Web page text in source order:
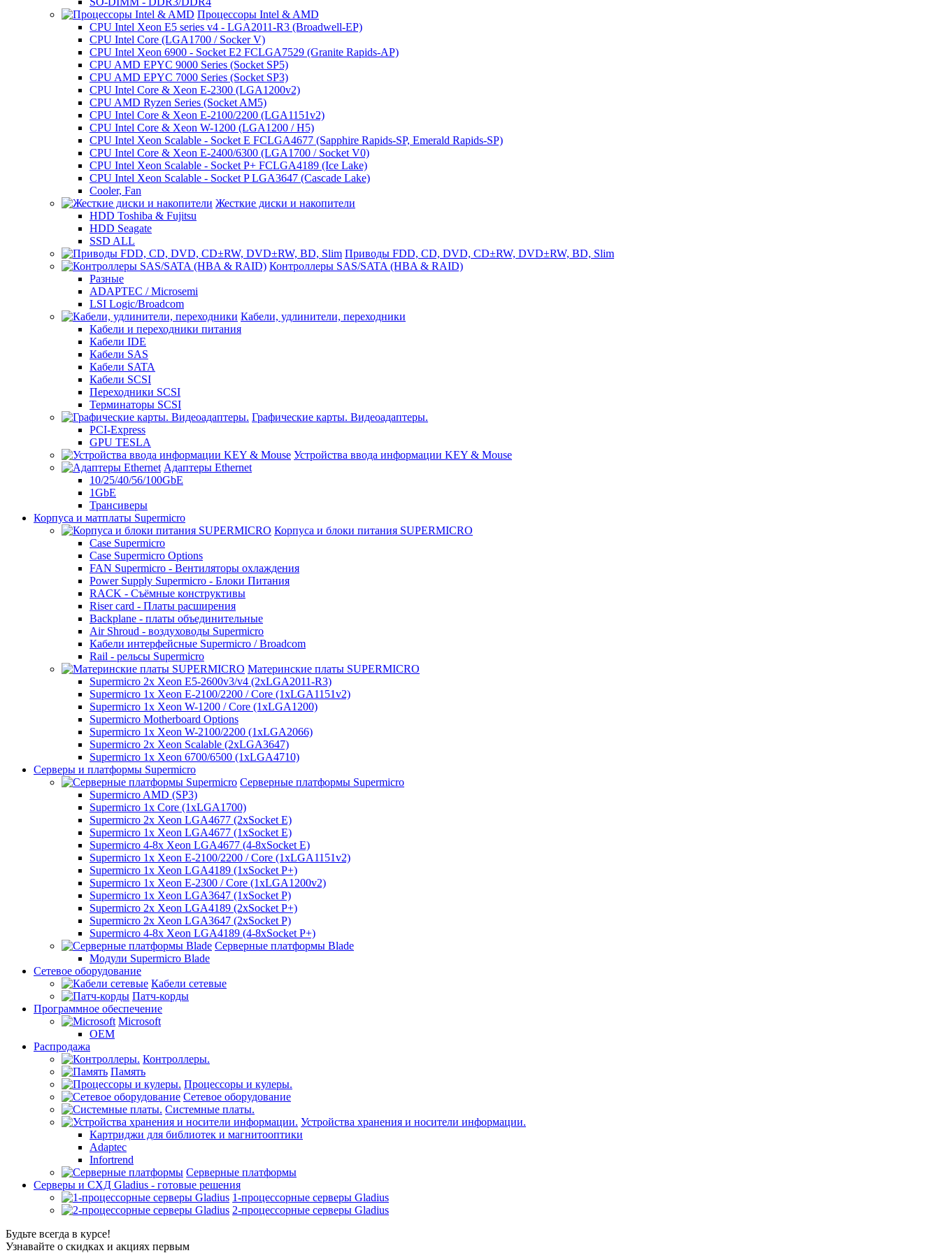
Процессоры Intel & AMD
CPU Intel Xeon E5 series v4 - LGA2011-R3 (Broadwell-EP)
CPU Intel Core (LGA1700 / Socker V)
CPU Intel Xeon 6900 - Socket E2 FCLGA7529 (Granite Rapids-AP)
CPU AMD EPYC 9000 Series (Socket SP5)
CPU AMD EPYC 7000 Series (Socket SP3)
CPU Intel Core & Xeon E-2300 (LGA1200v2)
CPU AMD Ryzen Series (Socket AM5)
CPU Intel Core & Xeon E-2100/2200 (LGA1151v2)
CPU Intel Core & Xeon W-1200 (LGA1200 / H5)
CPU Intel Xeon Scalable - Socket E FCLGA4677 (Sapphire Rapids-SP, Emerald Rapids-SP)
CPU Intel Core & Xeon E-2400/6300 (LGA1700 / Socket V0)
CPU Intel Xeon Scalable - Socket P+ FCLGA4189 (Ice Lake)
CPU Intel Xeon Scalable - Socket P LGA3647 (Cascade Lake)
Cooler, Fan
Жесткие диски и накопители
HDD Toshiba & Fujitsu
HDD Seagate
SSD ALL
Приводы FDD, CD, DVD, CD±RW, DVD±RW, BD, Slim
Контроллеры SAS/SATA (HBA & RAID)
Разные
ADAPTEC / Microsemi
LSI Logic/Broadcom
Кабели, удлинители, переходники
Кабели и переходники питания
Кабели IDE
Кабели SAS
Кабели SATA
Кабели SCSI
Переходники SCSI
Терминаторы SCSI
Графические карты. Видеоадаптеры.
PCI-Express
GPU TESLA
Устройства ввода информации KEY & Mouse
Адаптеры Ethernet
10/25/40/56/100GbE
1GbE
Трансиверы
Корпуса и матплаты Supermicro
Корпуса и блоки питания SUPERMICRO
Case Supermicro
Case Supermicro Options
FAN Supermicro - Вентиляторы охлаждения
Power Supply Supermicro - Блоки Питания
RACK - Съёмные конструктивы
Riser card - Платы расширения
Backplane - платы объединительные
Air Shroud - воздуховоды Supermicro
Кабели интерфейсные Supermicro / Broadcom
Rail - рельсы Supermicro
Материнские платы SUPERMICRO
Supermicro 2x Xeon E5-2600v3/v4 (2xLGA2011-R3)
Supermicro 1x Xeon E-2100/2200 / Core (1xLGA1151v2)
Supermicro 1x Xeon W-1200 / Core (1xLGA1200)
Supermicro Motherboard Options
Supermicro 1x Xeon W-2100/2200 (1xLGA2066)
Supermicro 2x Xeon Scalable (2xLGA3647)
Supermicro 1x Xeon 6700/6500 (1xLGA4710)
Серверы и платформы Supermicro
Серверные платформы Supermicro
Supermicro AMD (SP3)
Supermicro 1x Core (1xLGA1700)
Supermicro 2x Xeon LGA4677 (2xSocket E)
Supermicro 1x Xeon LGA4677 (1xSocket E)
Supermicro 4-8x Xeon LGA4677 (4-8xSocket E)
Supermicro 1x Xeon E-2100/2200 / Core (1xLGA1151v2)
Supermicro 1x Xeon LGA4189 (1xSocket P+)
Supermicro 1x Xeon E-2300 / Core (1xLGA1200v2)
Supermicro 1x Xeon LGA3647 (1xSocket P)
Supermicro 2x Xeon LGA4189 (2xSocket P+)
Supermicro 2x Xeon LGA3647 (2xSocket P)
Supermicro 4-8x Xeon LGA4189 (4-8xSocket P+)
Серверные платформы Blade
Модули Supermicro Blade
Сетевое оборудование
Кабели сетевые
Патч-корды
Программное обеспечение
Microsoft
OEM
Распродажа
Контроллеры.
Память
Процессоры и кулеры.
Сетевое оборудование
Системные платы.
Устройства хранения и носители информации.
Картриджи для библиотек и магнитооптики
Adaptec
Infortrend
Серверные платформы
Серверы и СХД Gladius - готовые решения
1-процессорные серверы Gladius
2-процессорные серверы Gladius
Будьте всегда в курсе!
Узнавайте о скидках и акциях первым